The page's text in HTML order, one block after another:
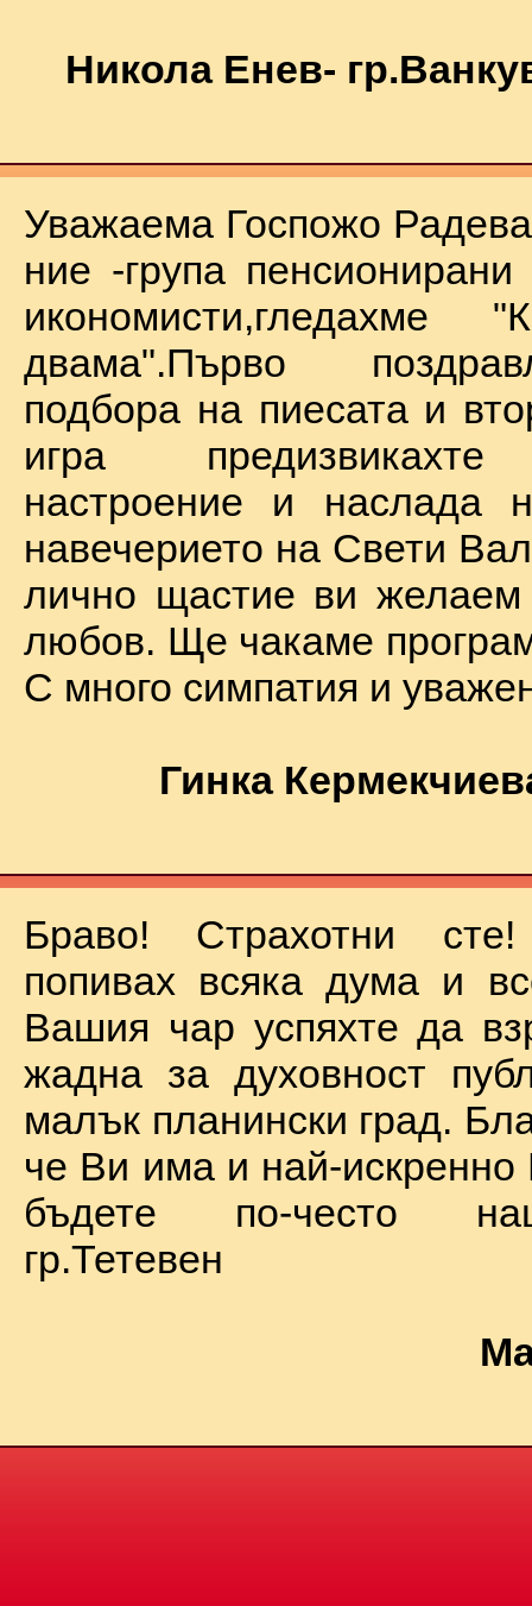
Никола Енев-
Уважаема Госпожо
ние -група
икономисти,гледахме
двама".Първо
подбора на пиесата и
игра
настроение и наслада
навечерието на Свети
лично щастие ви желаем
любов. Ще чакаме
С много симпатия и
Гинка
Браво! Страхотни
попивах всяка дума и
Вашия чар успяхте да
жадна за духовност
малък планински град.
че Ви има и най-
бъдете по-често
гр.Тетевен